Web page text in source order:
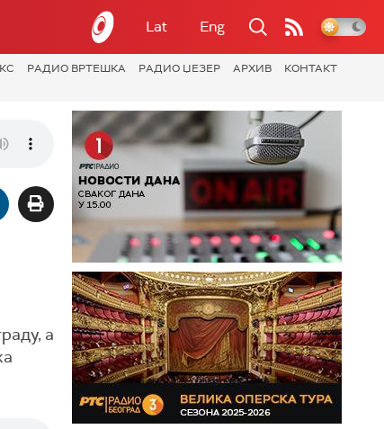
Lat Eng
РАДИО ВРТЕШКА РАДИО ЏЕЗЕР АРХИВ
КОНТАКТ
а